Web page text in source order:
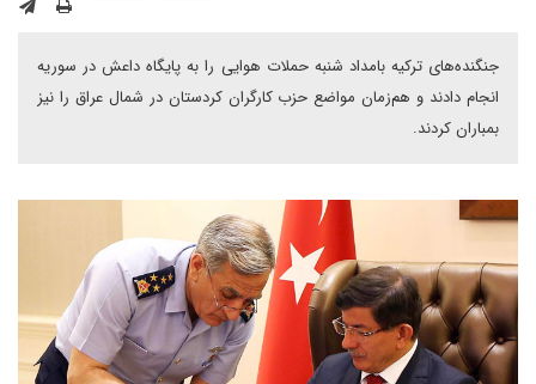
جنگنده‌های ترکیه بامداد شنبه حملات هوایی را به پایگاه داعش در سوریه
انجام دادند و هم‌زمان مواضع حزب کارگران کردستان در شمال عراق را نیز
بمباران کردند.